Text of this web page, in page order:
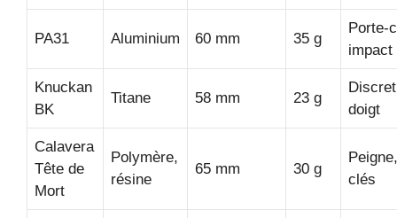
PA31 Aluminium 60 mm 35 g
Porte-
impact
Knuckan
BK
Titane 58 mm 23 g
doigt
Calavera
Tête de
Mort
Polymère,
résine
65 mm 30 g
clés